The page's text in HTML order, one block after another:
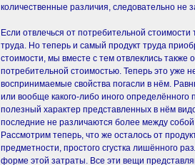
количественные различия, следовательно не
Если отвлечься от потребительной
труда. Но теперь и самый продукт труда
стоимости, мы вместе с тем отвлеклись также
потребительной стоимостью. Теперь это уже
воспринимаемые свойства погасли в нём.
или вообще какого-либо иного определённого
полезный характер представленных в нём
последние не различаются более между собой,
Рассмотрим теперь, что же осталось от
предметности, простого сгустка лишённого
форме этой затраты. Все эти вещи